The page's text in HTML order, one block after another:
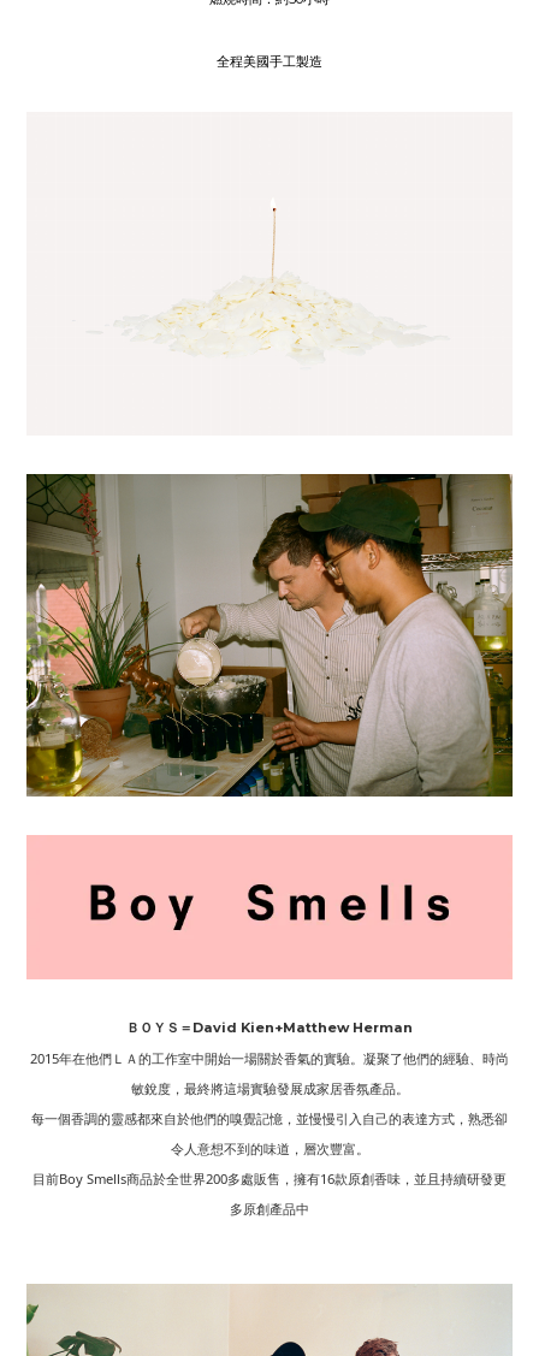
全程美國手工製造
ＢＯＹＳ＝David Kien+Matthew Herman
2015年在他們ＬＡ的工作室中開始一場關於香氣的實驗。凝聚了他們的經驗、時尚
敏銳度，最終將這場實驗發展成家居香氛產品。
每一個香調的靈感都來自於他們的嗅覺記憶，並慢慢引入自己的表達方式，熟悉卻
令人意想不到的味道，層次豐富。
目前Boy Smells商品於全世界200多處販售，擁有16款原創香味，並且持續研發更
多原創產品中